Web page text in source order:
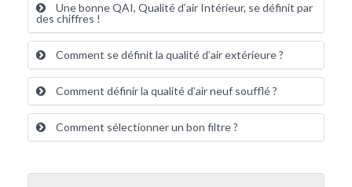
Une bonne QAI, Qualité d’air Intérieur, se définit par
des chiffres !
Comment se définit la qualité d’air extérieure ?
Comment définir la qualité d’air neuf soufflé ?
Comment sélectionner un bon filtre ?